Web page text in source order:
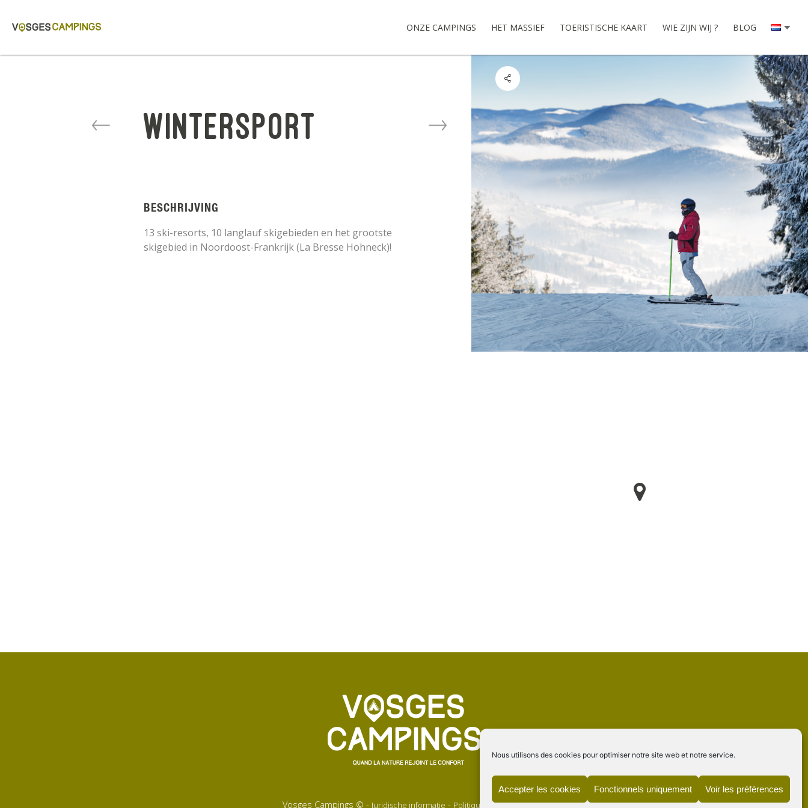
Nous utilisons des cookies pour optimiser notre site web et notre service.
Accepter les cookies Fonctionnels uniquement Voir les préférences
ONZE CAMPINGS HET MASSIEF TOERISTISCHE KAART WIE ZIJN WIJ ? BLOG
Wintersport
BESCHRIJVING
13 ski-resorts, 10 langlauf skigebieden en het grootste
skigebied in Noordoost-Frankrijk (La Bresse Hohneck)!
Vosges Campings © - Juridische informatie - Politique de cookies